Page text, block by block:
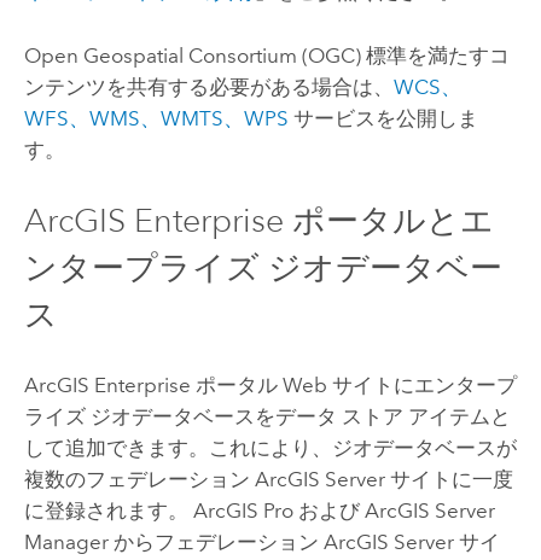
Open Geospatial Consortium (OGC)標準を満たすコ
ンテンツを共有する必要がある場合は、 WCS、
WFS、WMS、WMTS、WPS サービスを公開しま
す。
ArcGIS Enterprise ポータルとエ
ンタープライズ ジオデータベー
ス
ArcGIS Enterprise ポータル Web サイトにエンタープ
ライズ ジオデータベースをデータ ストア アイテムと
して追加できます。これにより、ジオデータベースが
複数のフェデレーション ArcGIS Serverサイトに一度
に登録されます。 ArcGIS Proおよび ArcGIS Server
Managerからフェデレーション ArcGIS Serverサイ